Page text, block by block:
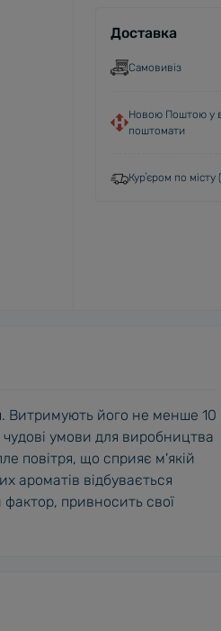
Доставка
Самовивіз
Новою Поштою у
поштомати
Курʼєром по місту
Витримують його не менше 10
чудові умови для виробництва
повітря, що сприяє м'якій
ароматів відбувається
привносить свої